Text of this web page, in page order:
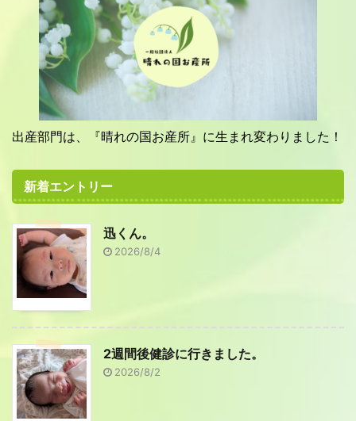
出産部門は、『晴れの国お産所』に生まれ変わりました！
新着エントリー
迅くん。
2026/8/4
2週間後健診に行きました。
2026/8/2